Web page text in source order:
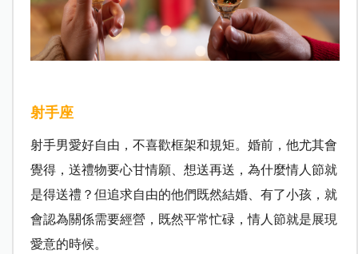
射手座
射手男愛好自由，不喜歡框架和規矩。婚前，他尤其會
覺得，送禮物要心甘情願、想送再送，為什麼情人節就
是得送禮？但追求自由的他們既然結婚、有了小孩，就
會認為關係需要經營，既然平常忙碌，情人節就是展現
愛意的時候。